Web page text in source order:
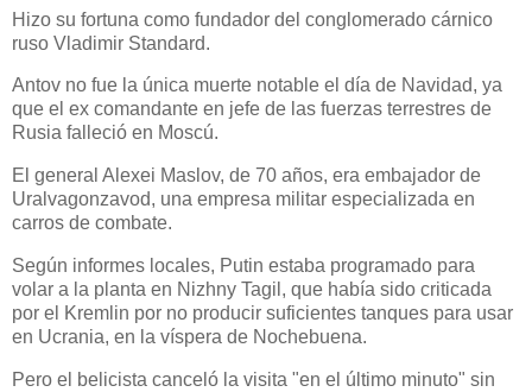
Hizo su fortuna como fundador del conglomerado cárnico
ruso Vladimir Standard.
Antov no fue la única muerte notable el día de Navidad, ya
que el ex comandante en jefe de las fuerzas terrestres de
Rusia falleció en Moscú.
El general Alexei Maslov, de 70 años, era embajador de
Uralvagonzavod, una empresa militar especializada en
carros de combate.
Según informes locales, Putin estaba programado para
volar a la planta en Nizhny Tagil, que había sido criticada
por el Kremlin por no producir suficientes tanques para usar
en Ucrania, en la víspera de Nochebuena.
Pero el belicista canceló la visita "en el último minuto" sin